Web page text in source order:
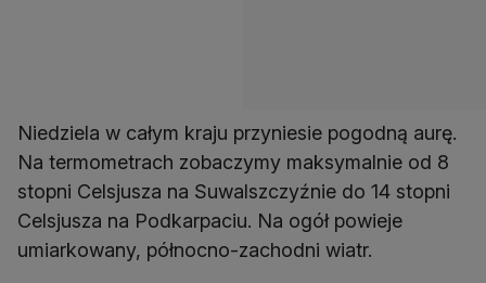
Niedziela w całym kraju przyniesie pogodną aurę.
Na termometrach zobaczymy maksymalnie od 8
stopni Celsjusza na Suwalszczyźnie do 14 stopni
Celsjusza na Podkarpaciu. Na ogół powieje
umiarkowany, północno-zachodni wiatr.